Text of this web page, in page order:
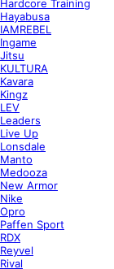
Hardcore Training
Hayabusa
IAMREBEL
Ingame
Jitsu
KULTURA
Kavara
Kingz
LEV
Leaders
Live Up
Lonsdale
Manto
Medooza
New Armor
Nike
Opro
Paffen Sport
RDX
Reyvel
Rival